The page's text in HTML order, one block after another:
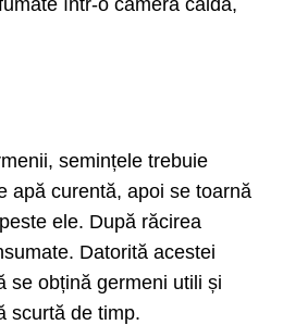
semințele trebuie
apă curentă, apoi se toarnă
ele. După răcirea
Datorită acestei
se obțină germeni utili și
scurtă de timp.